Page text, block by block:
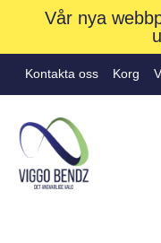
Vår nya
Kontakta oss Korg